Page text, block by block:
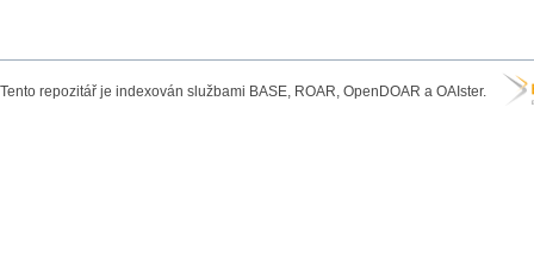
Tento repozitář je indexován službami BASE, ROAR, OpenDOAR a OAIster.